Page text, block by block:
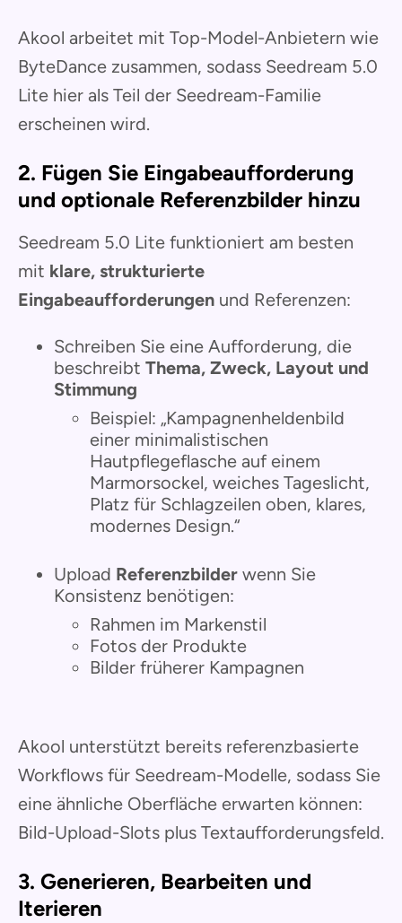
Akool arbeitet mit Top-Model-Anbietern wie
ByteDance zusammen, sodass Seedream 5.0
Lite hier als Teil der Seedream-Familie
erscheinen wird.
2. Fügen Sie Eingabeaufforderung
und optionale Referenzbilder hinzu
Seedream 5.0 Lite funktioniert am besten
mit klare, strukturierte
Eingabeaufforderungen und Referenzen:
Schreiben Sie eine Aufforderung, die
beschreibt Thema, Zweck, Layout und
Stimmung
Beispiel: „Kampagnenheldenbild
einer minimalistischen
Hautpflegeflasche auf einem
Marmorsockel, weiches Tageslicht,
Platz für Schlagzeilen oben, klares,
modernes Design.“
Upload Referenzbilder wenn Sie
Konsistenz benötigen:
Rahmen im Markenstil
Fotos der Produkte
Bilder früherer Kampagnen
Akool unterstützt bereits referenzbasierte
Workflows für Seedream-Modelle, sodass Sie
eine ähnliche Oberfläche erwarten können:
Bild-Upload-Slots plus Textaufforderungsfeld.
3. Generieren, Bearbeiten und
Iterieren